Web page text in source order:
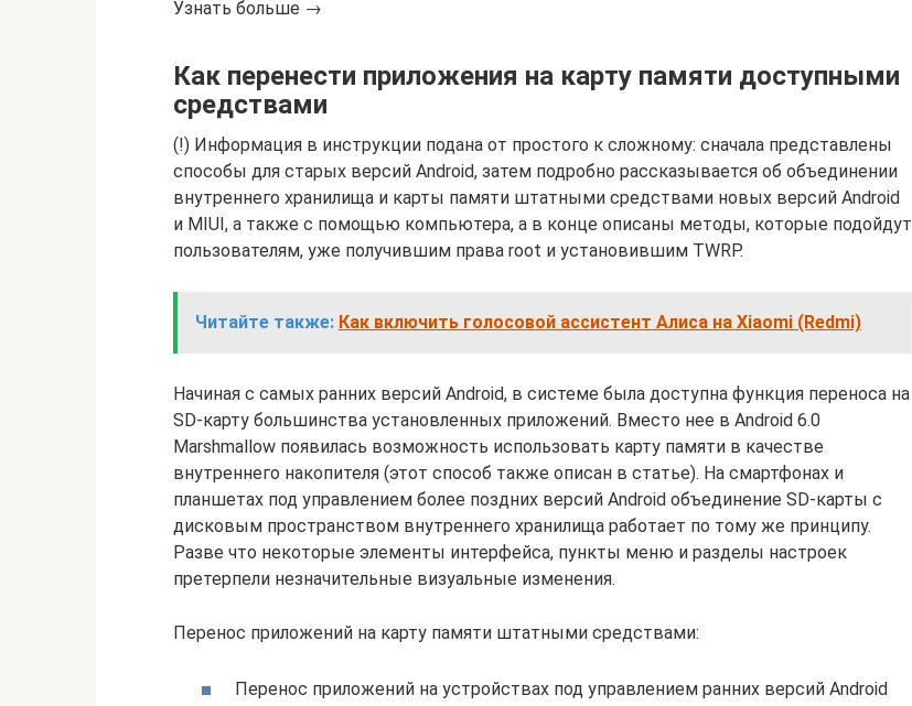
Узнать больше →
Как перенести приложения на карту памяти доступными
средствами
(!) Информация в инструкции подана от простого к сложному: сначала представлены
способы для старых версий Android, затем подробно рассказывается об объединении
внутреннего хранилища и карты памяти штатными средствами новых версий Android
и MIUI, а также с помощью компьютера, а в конце описаны методы, которые подойдут
пользователям, уже получившим права root и установившим TWRP.
Читайте также: Как включить голосовой ассистент Алиса на Xiaomi (Redmi)
Начиная с самых ранних версий Android, в системе была доступна функция переноса на
SD-карту большинства установленных приложений. Вместо нее в Android 6.0
Marshmallow появилась возможность использовать карту памяти в качестве
внутреннего накопителя (этот способ также описан в статье). На смартфонах и
планшетах под управлением более поздних версий Android объединение SD-карты с
дисковым пространством внутреннего хранилища работает по тому же принципу.
Разве что некоторые элементы интерфейса, пункты меню и разделы настроек
претерпели незначительные визуальные изменения.
Перенос приложений на карту памяти штатными средствами:
Перенос приложений на устройствах под управлением ранних версий Android